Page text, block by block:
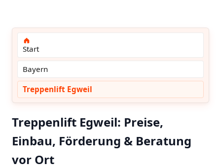
Start
Bayern
Treppenlift Egweil
Treppenlift Egweil: Preise,
Einbau, Förderung & Beratung
vor Ort